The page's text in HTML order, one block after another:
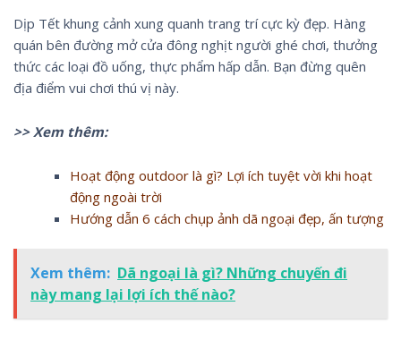
Dịp Tết khung cảnh xung quanh trang trí cực kỳ đẹp. Hàng
quán bên đường mở cửa đông nghịt người ghé chơi, thưởng
thức các loại đồ uống, thực phẩm hấp dẫn. Bạn đừng quên
địa điểm vui chơi thú vị này.
>> Xem thêm:
Hoạt động outdoor là gì? Lợi ích tuyệt vời khi hoạt
động ngoài trời
Hướng dẫn 6 cách chụp ảnh dã ngoại đẹp, ấn tượng
Xem thêm: Dã ngoại là gì? Những chuyến đi
này mang lại lợi ích thế nào?